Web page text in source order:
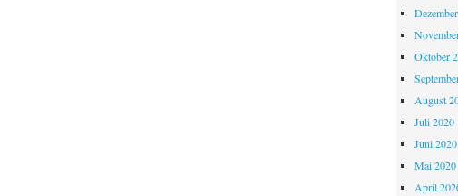
Oktober
August
Juli 2020
Juni 2020
Mai 2020
April